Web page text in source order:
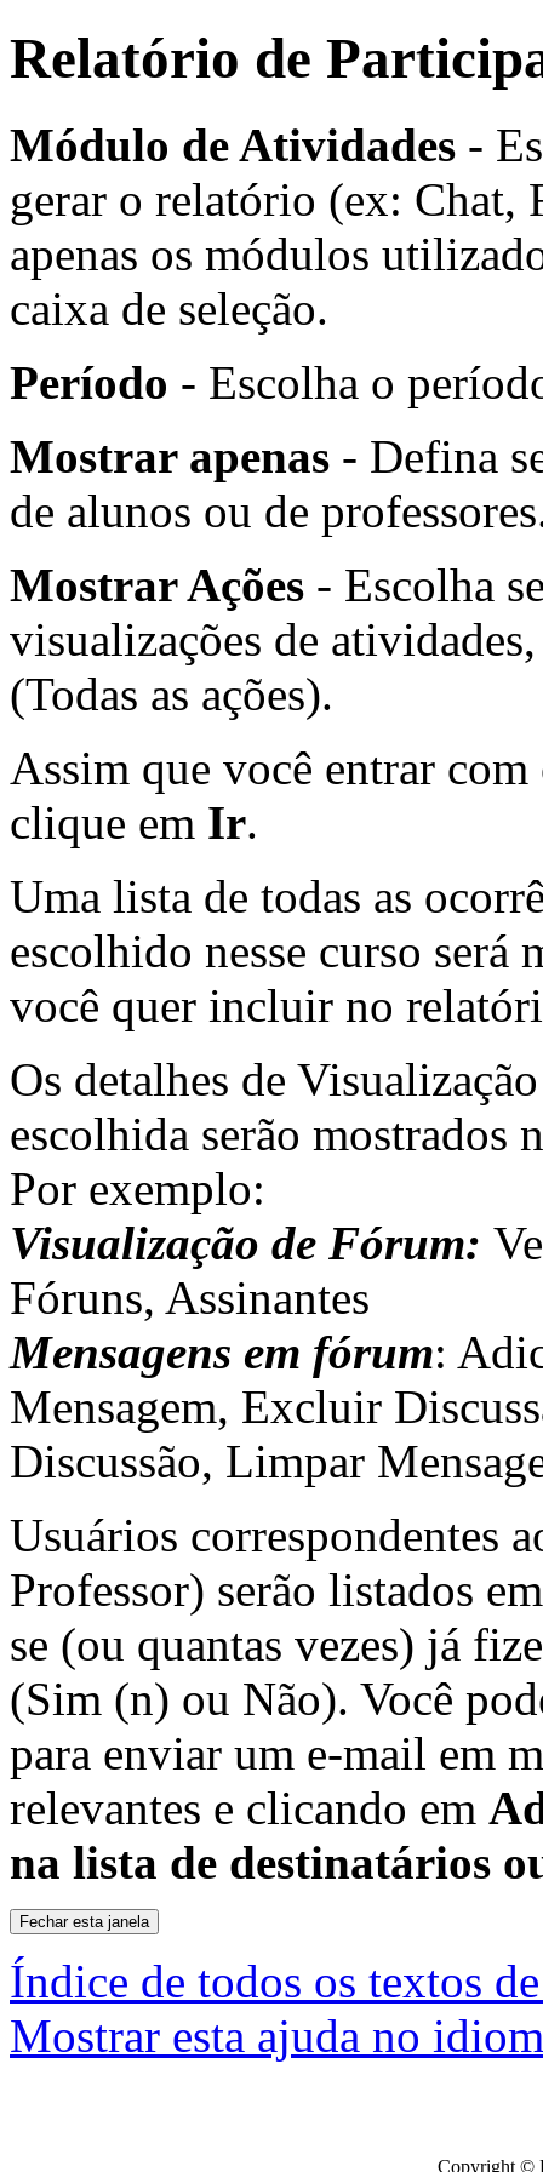
Relatório de
Módulo de Atividades -
gerar o relatório (ex: Chat,
apenas os módulos
caixa de seleção.
Período - Escolha o
Mostrar apenas - Defina
de alunos ou de
Mostrar Ações - Escolha
visualizações de
(Todas as ações).
Assim que você entrar
clique em Ir.
Uma lista de todas as
escolhido nesse curso será
você quer incluir no
Os detalhes de
escolhida serão mostrados
Por exemplo:
Visualização de Fórum:
Fóruns, Assinantes
Mensagens em fórum:
Mensagem, Excluir
Discussão, Limpar
Usuários correspondentes
Professor) serão listados
se (ou quantas vezes) já
(Sim (n) ou Não). Você
para enviar um e-mail em
relevantes e clicando em
na lista de destinatários
Índice de todos os textos
Mostrar esta ajuda no
Copyright ©